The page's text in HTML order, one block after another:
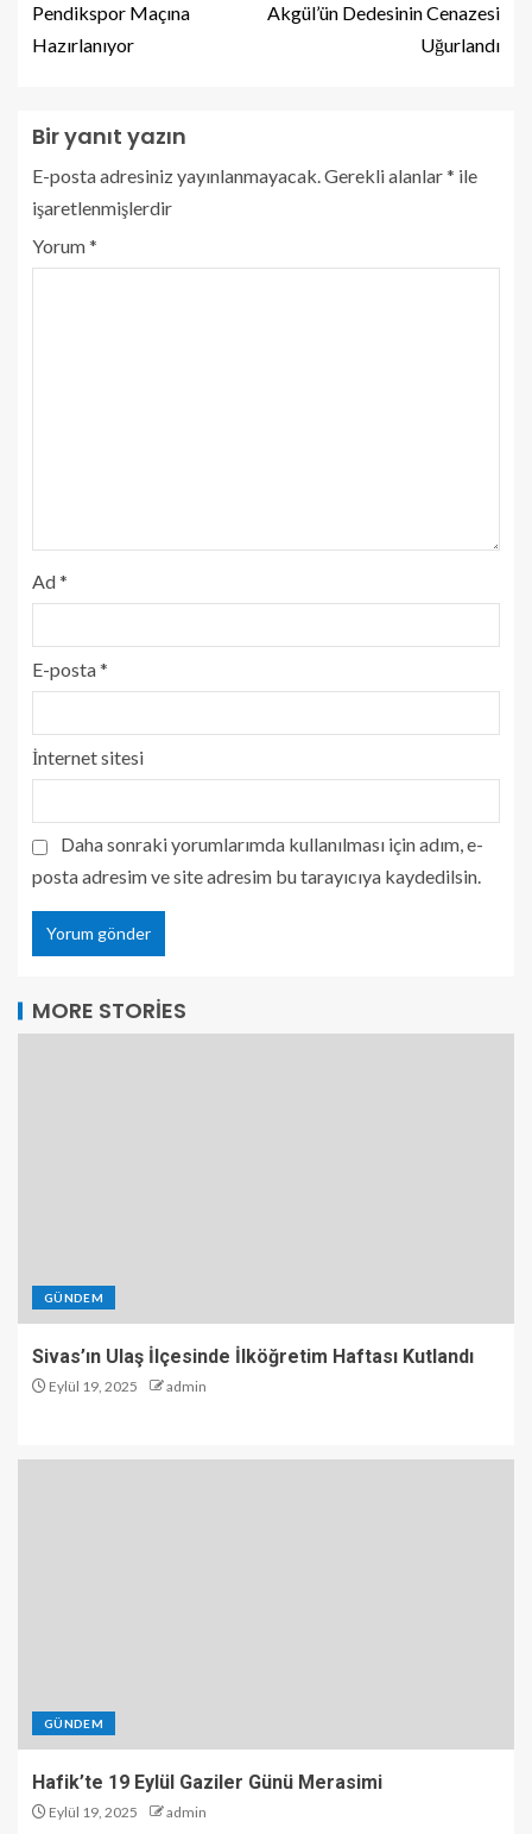
Pendikspor Maçına
Hazırlanıyor
Akgül’ün Dedesinin Cenazesi
Uğurlandı
Bir yanıt yazın
E-posta adresiniz yayınlanmayacak.Gerekli alanlar* ile
işaretlenmişlerdir
Yorum*
Ad*
E-posta*
İnternet sitesi
Daha sonraki yorumlarımda kullanılması için adım, e-
posta adresim ve site adresim bu tarayıcıya kaydedilsin.
MORE STORIES
GÜNDEM
Sivas’ın Ulaş İlçesinde İlköğretim Haftası Kutlandı
Eylül 19, 2025 admin
GÜNDEM
Hafik’te 19 Eylül Gaziler Günü Merasimi
Eylül 19, 2025 admin